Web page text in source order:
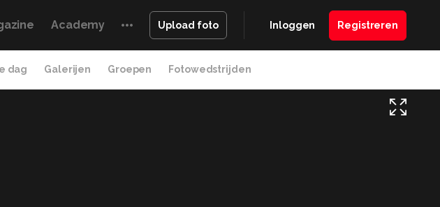
Academy Upload foto Inloggen Registreren
dag Galerijen Groepen Fotowedstrijden